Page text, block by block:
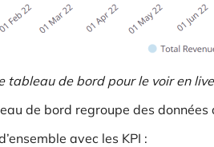
tableau de bord pour le voir en
de bord regroupe des
avec les KPI :